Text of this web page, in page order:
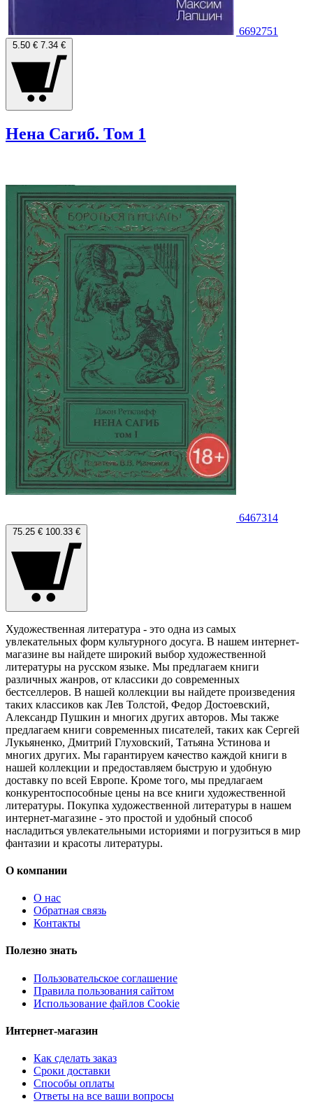
6692751
5.50 € 7.34 €
Нена Сагиб. Том 1
6467314
75.25 € 100.33 €
Художественная литература - это одна из самых
увлекательных форм культурного досуга. В нашем интернет-
магазине вы найдете широкий выбор художественной
литературы на русском языке. Мы предлагаем книги
различных жанров, от классики до современных
бестселлеров. В нашей коллекции вы найдете произведения
таких классиков как Лев Толстой, Федор Достоевский,
Александр Пушкин и многих других авторов. Мы также
предлагаем книги современных писателей, таких как Сергей
Лукьяненко, Дмитрий Глуховский, Татьяна Устинова и
многих других. Мы гарантируем качество каждой книги в
нашей коллекции и предоставляем быструю и удобную
доставку по всей Европе. Кроме того, мы предлагаем
конкурентоспособные цены на все книги художественной
литературы. Покупка художественной литературы в нашем
интернет-магазине - это простой и удобный способ
насладиться увлекательными историями и погрузиться в мир
фантазии и красоты литературы.
О компании
О нас
Обратная связь
Контакты
Полезно знать
Пользовательское соглашение
Правила пользования сайтом
Использование файлов Cookie
Интернет-магазин
Как сделать заказ
Сроки доставки
Способы оплаты
Ответы на все ваши вопросы